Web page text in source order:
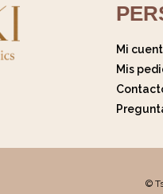
Mi
Mis
©